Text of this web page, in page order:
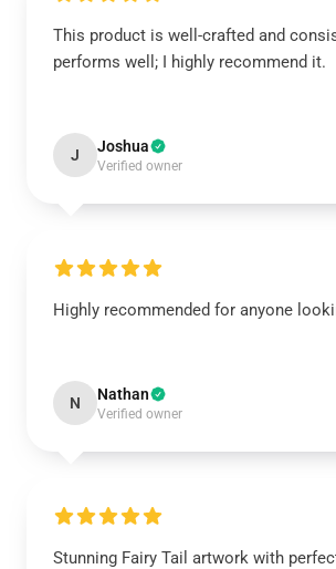
This product is well-crafted and
performs well; I highly recommend it.
J Joshua
Verified owner
Highly recommended for anyone
N Nathan
Verified owner
Stunning Fairy Tail artwork with